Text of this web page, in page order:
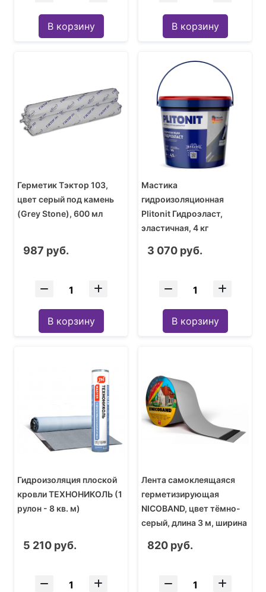
В корзину В корзину
Герметик Тэктор 103,
цвет серый под камень
(Grey Stone), 600 мл
987 руб.
В корзину
Мастика
гидроизоляционная
Plitonit Гидроэласт,
эластичная, 4 кг
3 070 руб.
В корзину
Гидроизоляция плоской
кровли ТЕХНОНИКОЛЬ (1
рулон - 8 кв. м)
5 210 руб.
Лента самоклеящаяся
герметизирующая
NICOBAND, цвет тёмно-
серый, длина 3 м, ширина
820 руб.